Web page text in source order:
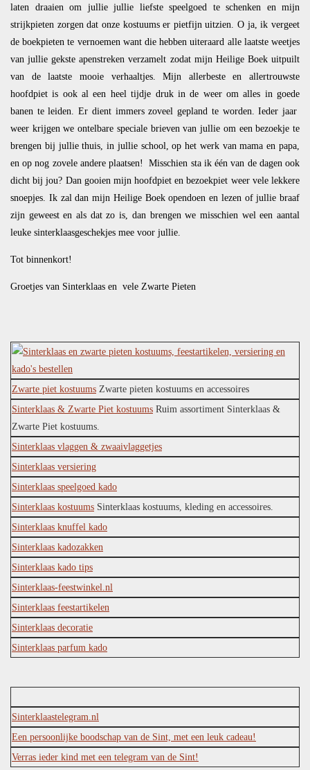
laten draaien om jullie jullie liefste speelgoed te schenken en mijn
strijkpieten zorgen dat onze kostuums er pietfijn uitzien. O ja, ik vergeet
de boekpieten te vernoemen want die hebben uiteraard alle laatste weetjes
van jullie gekste apenstreken verzamelt zodat mijn Heilige Boek uitpuilt
van de laatste mooie verhaaltjes. Mijn allerbeste en allertrouwste
hoofdpiet is ook al een heel tijdje druk in de weer om alles in goede
banen te leiden. Er dient immers zoveel gepland te worden. Ieder jaar
weer krijgen we ontelbare speciale brieven van jullie om een bezoekje te
brengen bij jullie thuis, in jullie school, op het werk van mama en papa,
en op nog zovele andere plaatsen! Misschien sta ik één van de dagen ook
dicht bij jou? Dan gooien mijn hoofdpiet en bezoekpiet weer vele lekkere
snoepjes. Ik zal dan mijn Heilige Boek opendoen en lezen of jullie braaf
zijn geweest en als dat zo is, dan brengen we misschien wel een aantal
leuke sinterklaasgeschekjes mee voor jullie.
Tot binnenkort!
Groetjes van Sinterklaas en vele Zwarte Pieten
Zwarte piet kostuums Zwarte pieten kostuums en accessoires
Sinterklaas & Zwarte Piet kostuums Ruim assortiment Sinterklaas &
Zwarte Piet kostuums.
Sinterklaas vlaggen & zwaaivlaggetjes
Sinterklaas versiering
Sinterklaas speelgoed kado
Sinterklaas kostuums Sinterklaas kostuums, kleding en accessoires.
Sinterklaas knuffel kado
Sinterklaas kadozakken
Sinterklaas kado tips
Sinterklaas-feestwinkel.nl
Sinterklaas feestartikelen
Sinterklaas decoratie
Sinterklaas parfum kado
Sinterklaastelegram.nl
Een persoonlijke boodschap van de Sint, met een leuk cadeau!
Verras ieder kind met een telegram van de Sint!